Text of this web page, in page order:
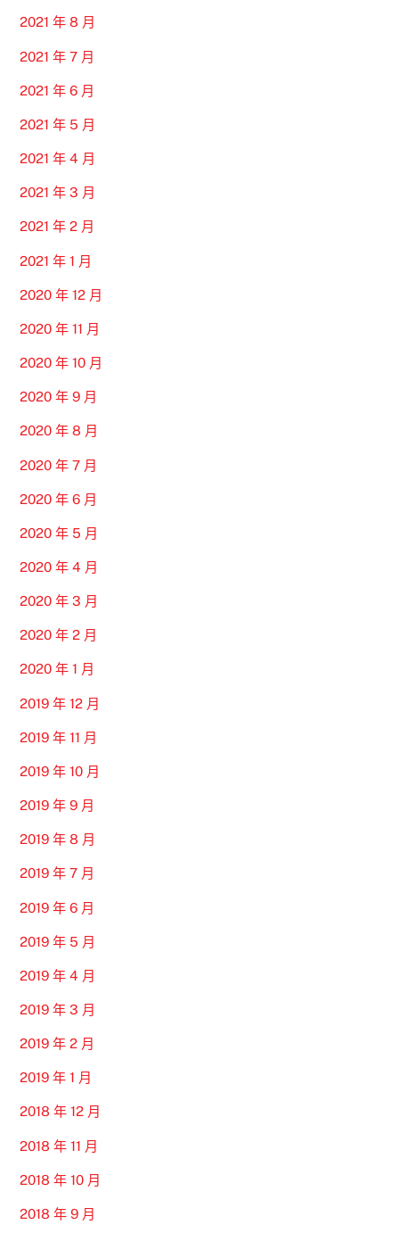
2021 年 8 月
2021 年 7 月
2021 年 6 月
2021 年 5 月
2021 年 4 月
2021 年 3 月
2021 年 2 月
2021 年 1 月
2020 年 12 月
2020 年 11 月
2020 年 10 月
2020 年 9 月
2020 年 8 月
2020 年 7 月
2020 年 6 月
2020 年 5 月
2020 年 4 月
2020 年 3 月
2020 年 2 月
2020 年 1 月
2019 年 12 月
2019 年 11 月
2019 年 10 月
2019 年 9 月
2019 年 8 月
2019 年 7 月
2019 年 6 月
2019 年 5 月
2019 年 4 月
2019 年 3 月
2019 年 2 月
2019 年 1 月
2018 年 12 月
2018 年 11 月
2018 年 10 月
2018 年 9 月